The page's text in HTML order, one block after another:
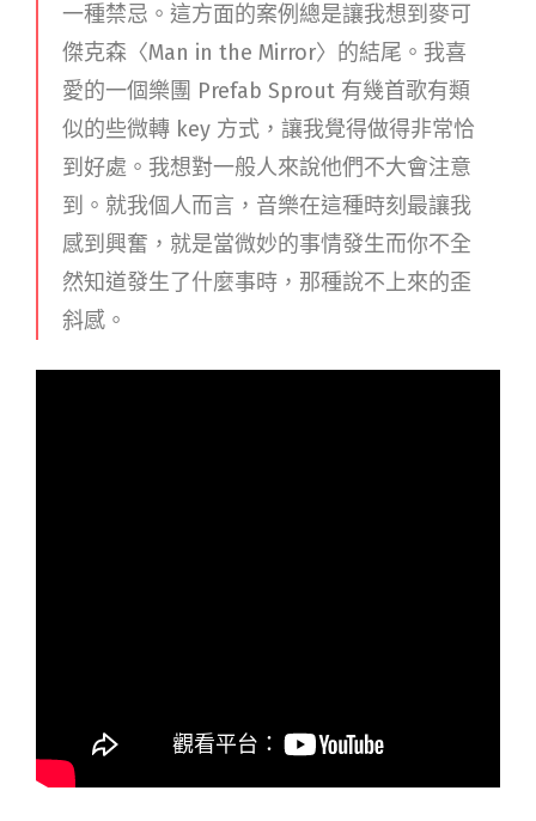
一種禁忌。這方面的案例總是讓我想到麥可
傑克森〈Man in the Mirror〉的結尾。我喜
愛的一個樂團 Prefab Sprout 有幾首歌有類
似的些微轉 key 方式，讓我覺得做得非常恰
到好處。我想對一般人來說他們不大會注意
到。就我個人而言，音樂在這種時刻最讓我
感到興奮，就是當微妙的事情發生而你不全
然知道發生了什麼事時，那種說不上來的歪
斜感。